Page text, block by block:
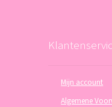
Mijn account
Algemene